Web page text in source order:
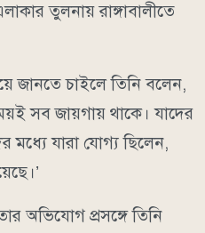
তুলনায় রাঙ্গাবালীতে
জানতে চাইলে তিনি বলেন,
সব জায়গায় থাকে। যাদের
মধ্যে যারা যোগ্য ছিলেন,
অভিযোগ প্রসঙ্গে তিনি